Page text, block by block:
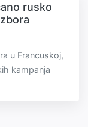
rusko
u Francuskoj,
kampanja